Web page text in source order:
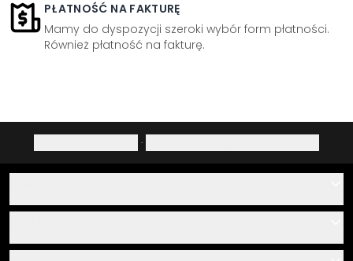
PŁATNOŚĆ NA FAKTURĘ
Mamy do dyspozycji szeroki wybór form płatności.
Również płatność na fakturę.
·
O nas